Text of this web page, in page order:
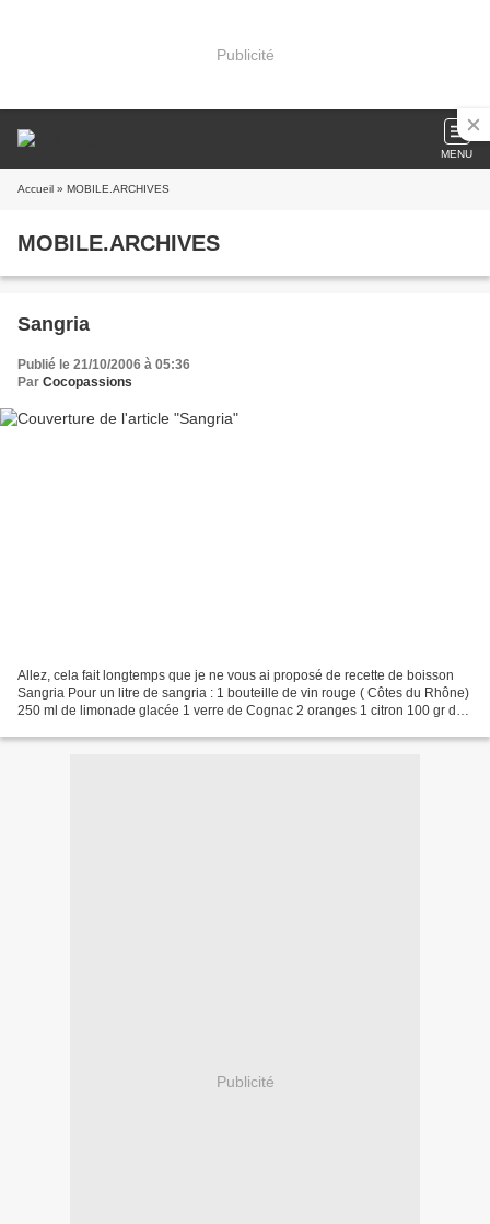
Publicité
MENU
Accueil » MOBILE.ARCHIVES
MOBILE.ARCHIVES
Sangria
Publié le 21/10/2006 à 05:36
Par Cocopassions
Allez, cela fait longtemps que je ne vous ai proposé de recette de boisson
Sangria Pour un litre de sangria : 1 bouteille de vin rouge ( Côtes du Rhône)
250 ml de limonade glacée 1 verre de Cognac 2 oranges 1 citron 100 gr de
Publicité